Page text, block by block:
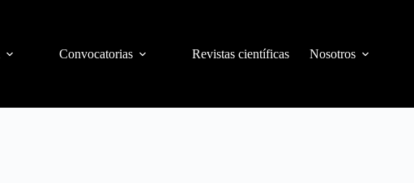
Convocatorias Revistas científicas Nosotros